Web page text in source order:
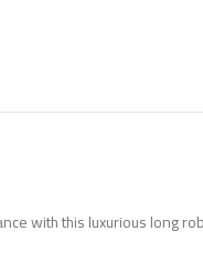
with this luxurious long